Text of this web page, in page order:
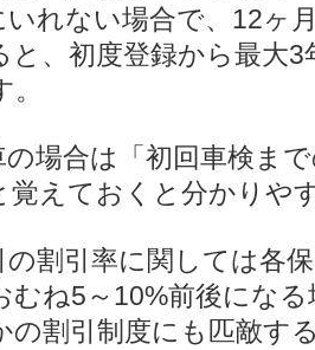
れない場合で、12ヶ
と、初度登録から最大3
場合は「初回車検ま
覚えておくと分かりや
割引率に関しては各
むね5～10%前後にな
の割引制度にも匹敵す